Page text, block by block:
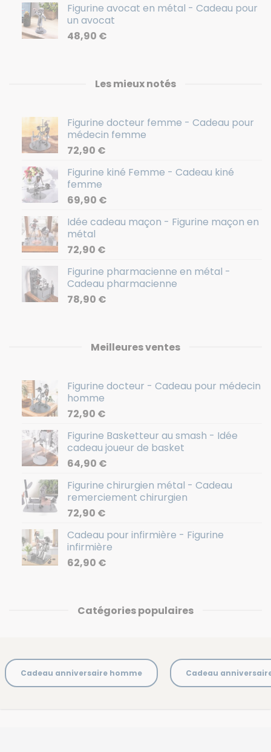
Figurine avocat en métal - Cadeau pour
un avocat
48,90 €
Les mieux notés
Figurine docteur femme - Cadeau pour
médecin femme
72,90 €
Figurine kiné Femme - Cadeau kiné
femme
69,90 €
Idée cadeau maçon - Figurine maçon en
métal
72,90 €
Figurine pharmacienne en métal -
Cadeau pharmacienne
78,90 €
Meilleures ventes
Figurine docteur - Cadeau pour médecin
homme
72,90 €
Figurine Basketteur au smash - Idée
cadeau joueur de basket
64,90 €
Figurine chirurgien métal - Cadeau
remerciement chirurgien
72,90 €
Cadeau pour infirmière - Figurine
infirmière
62,90 €
Catégories populaires
Cadeau anniversaire homme Cadeau